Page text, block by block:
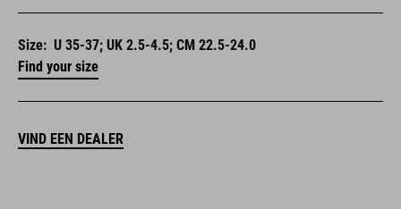
Size: U 35-37; UK 2.5-4.5; CM 22.5-24.0
Find your size
VIND EEN DEALER